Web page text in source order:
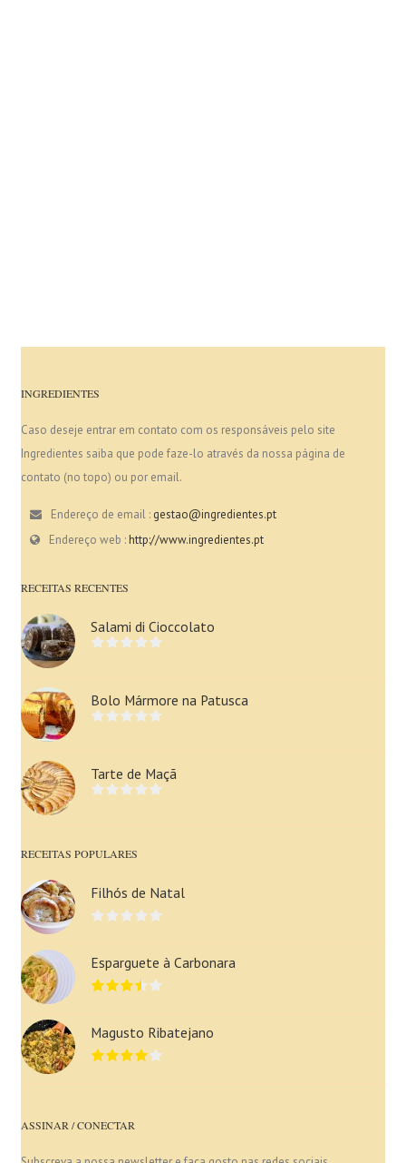
INGREDIENTES
Caso deseje entrar em contato com os responsáveis pelo site
Ingredientes saiba que pode faze-lo através da nossa página de
contato (no topo) ou por email.
Endereço de email : gestao@ingredientes.pt
Endereço web :http://www.ingredientes.pt
RECEITAS RECENTES
Salami di Cioccolato
Bolo Mármore na Patusca
Tarte de Maçã
RECEITAS POPULARES
Filhós de Natal
Esparguete à Carbonara
Magusto Ribatejano
ASSINAR / CONECTAR